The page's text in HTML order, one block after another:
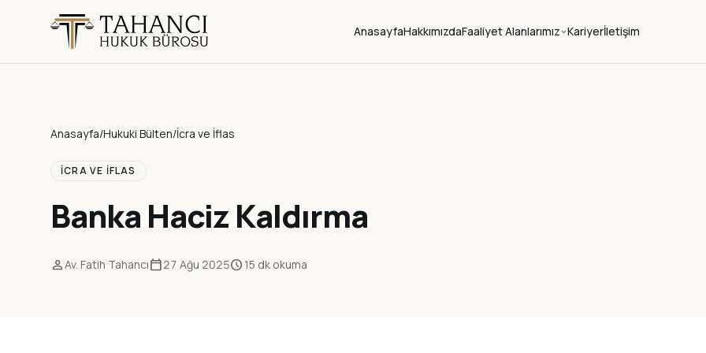
AnasayfaHakkımızdaFaaliyet Alanlarımız Kariyerİletişim
Anasayfa/Hukuki Bülten/İcra ve İflas
İCRA VE İFLAS
Banka Haciz Kaldırma
personAv. Fatih Tahancıcalendar_today27 Ağu 2025schedule15 dk okuma